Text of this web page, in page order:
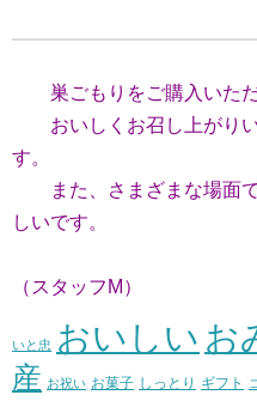
巣ごもりをご購入いた
おいしくお召し上がりい
す。
また、さまざまな場面で
しいです。
（スタッフM）
いと忠 おいしい お
産 お祝い お菓子 しっとり ギフト